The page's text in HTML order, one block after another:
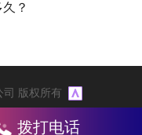
？
版权所有
拨打电话